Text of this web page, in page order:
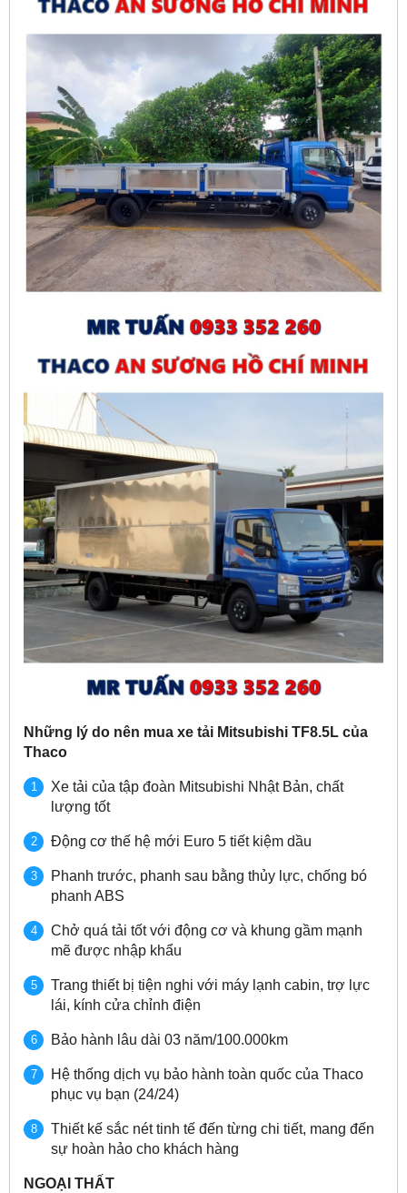
Những lý do nên mua xe tải Mitsubishi TF8.5L của
Thaco
Xe tải của tập đoàn Mitsubishi Nhật Bản, chất
lượng tốt
Động cơ thế hệ mới Euro 5 tiết kiệm dầu
Phanh trước, phanh sau bằng thủy lực, chống bó
phanh ABS
Chở quá tải tốt với động cơ và khung gầm mạnh
mẽ được nhập khẩu
Trang thiết bị tiện nghi với máy lạnh cabin, trợ lực
lái, kính cửa chỉnh điện
Bảo hành lâu dài 03 năm/100.000km
Hệ thống dịch vụ bảo hành toàn quốc của Thaco
phục vụ bạn (24/24)
Thiết kế sắc nét tinh tế đến từng chi tiết, mang đến
sự hoàn hảo cho khách hàng
NGOẠI THẤT